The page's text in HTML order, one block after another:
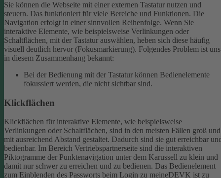
Sie können die Webseite mit einer externen Tastatur nutzen und
steuern. Das funktioniert für viele Bereiche und Funktionen. Die
Navigation erfolgt in einer sinnvollen Reihenfolge. Wenn Sie
interaktive Elemente, wie beispielsweise Verlinkungen oder
Schaltflächen, mit der Tastatur auswählen, heben sich diese häufig
visuell deutlich hervor (Fokusmarkierung). Folgendes Problem ist uns
in diesem Zusammenhang bekannt:
Bei der Bedienung mit der Tastatur können Bedienelemente
fokussiert werden, die nicht sichtbar sind.
Klickflächen
Klickflächen für interaktive Elemente, wie beispielsweise
Verlinkungen oder Schaltflächen, sind in den meisten Fällen groß und
mit ausreichend Abstand gestaltet. Dadurch sind sie gut erreichbar
bedienbar. Im Bereich Vertriebspartnerseite sind die interaktiven
Piktogramme der Punktenavigation unter dem Karussell zu klein und
damit nur schwer zu erreichen und zu bedienen. Das Bedienelement
zum Einblenden des Passworts beim Login zu meineDEVK ist zu